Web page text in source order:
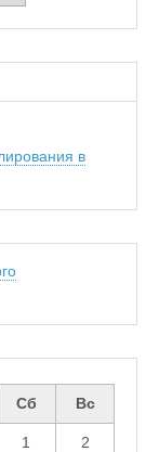
в
Сб Вс
1 2